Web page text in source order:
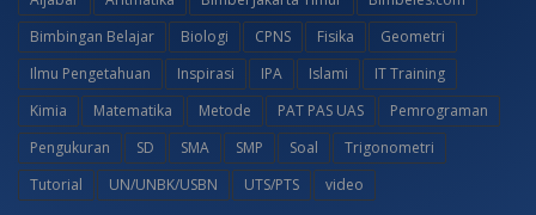
Bimbingan Belajar
Biologi CPNS Fisika
Geometri
Ilmu Pengetahuan
Inspirasi IPA Islami
IT Training
Kimia
Matematika Metode PAT PAS UAS
Pemrograman
Pengukuran
SD SMA SMP Soal
Trigonometri
Tutorial
UN/UNBK/USBN UTS/PTS video